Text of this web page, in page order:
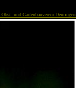
und Gartenbauverein Deuringen